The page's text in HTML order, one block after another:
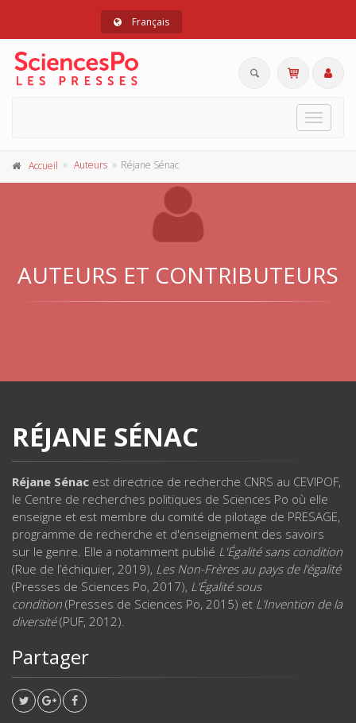
Français
Toggle
Accueil Auteurs Réjane Sénac
AUTEURS ET CONTRIBUTEURS
RÉJANE SÉNAC
Réjane Sénac est directrice de recherche CNRS au CEVIPOF,
le Centre de recherches politiques de Sciences Po où elle
enseigne et est membre du comité de pilotage de PRESAGE,
programme de recherche et d'enseignement des savoirs
sur le genre. Elle a notamment publié L'Égalité sans condition
(Rue de l’échiquier, 2019), Les Non-Frères au pays de l’égalité
(Presses de Sciences Po, 2017), L’Égalité sous
condition (Presses de Sciences Po, 2015) et L’Invention de la
diversité(PUF, 2012).
Partager